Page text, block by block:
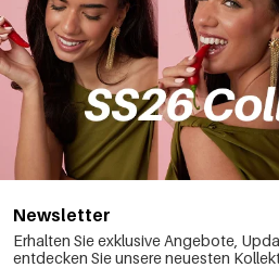
Newsletter
Erhalten Sie exklusive Angebote,
entdecken Sie unsere neuesten